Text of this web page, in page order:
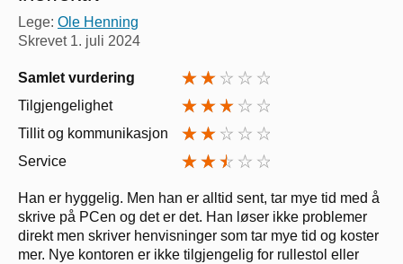
Lege: Ole Henning
Skrevet 1. juli 2024
Samlet vurdering
Tilgjengelighet
Tillit og kommunikasjon
Service
Han er hyggelig. Men han er alltid sent, tar mye tid med å
skrive på PCen og det er det. Han løser ikke problemer
direkt men skriver henvisninger som tar mye tid og koster
mer. Nye kontoren er ikke tilgjengelig for rullestol eller